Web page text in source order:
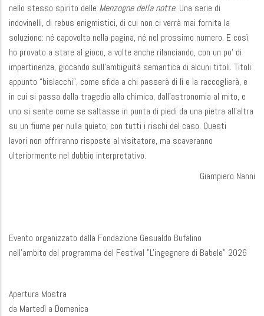
nello stesso spirito delle Menzogne della notte. Una serie di
indovinelli, di rebus enigmistici, di cui non ci verrà mai fornita la
soluzione: né capovolta nella pagina, né nel prossimo numero. E così
ho provato a stare al gioco, a volte anche rilanciando, con un po’ di
impertinenza, giocando sull’ambiguità semantica di alcuni titoli. Titoli
appunto “bislacchi”, come sfida a chi passerà di lì e la raccoglierà, e
in cui si passa dalla tragedia alla chimica, dall’astronomia al mito, e
uno si sente come se saltasse in punta di piedi da una pietra all’altra
su un fiume per nulla quieto, con tutti i rischi del caso. Questi
lavori non offriranno risposte al visitatore, ma scaveranno
ulteriormente nel dubbio interpretativo.
Giampiero Nanni
Evento organizzato dalla Fondazione Gesualdo Bufalino
nell'ambito del programma del Festival "L'ingegnere di Babele" 2026
Apertura Mostra
da Martedì a Domenica